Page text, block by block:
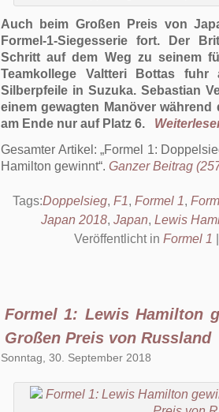
Auch beim Großen Preis von
Formel-1-Siegesserie fort. Der
Schritt auf dem Weg zu seinem
Teamkollege Valtteri Bottas
Silberpfeile in Suzuka. Sebastian
einem gewagten Manöver
am Ende nur auf Platz 6.
Gesamter Artikel:
Formel 1:
Hamilton gewinnt . Ganzer Beitrag
Tags:Doppelsieg, F1, Formel 1,
Japan 2018, Japan, Lewis
Veröffentlicht in Formel 1
Formel 1: Lewis Hamilton
Großen Preis von Russland
Sonntag, 30. September 2018